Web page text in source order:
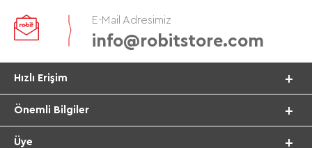
E-Mail Adresimiz
info@robitstore.com
Hızlı Erişim
Önemli Bilgiler
Üye